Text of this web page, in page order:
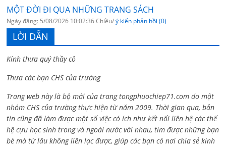
MỘT ĐỜI ĐI QUA NHỮNG TRANG SÁCH
Ngày đăng: 5/08/2026 10:02:36 Chiều/ý kiến phản hồi (0)
LỜI DẪN
Kính thưa quý thầy cô
Thưa các bạn CHS của trường
Trang web này là bộ mới của trang tongphuochiep71.com do một
nhóm CHS của trường thực hiện từ năm 2009. Thời gian qua, bản
tin cũng đã làm được một số việc có ích như kết nối liên hệ các thế
hệ cựu học sinh trong và ngoài nước với nhau, tìm được những bạn
bè mà từ lâu không liên lạc được, giúp các bạn có nơi chia sẻ kinh